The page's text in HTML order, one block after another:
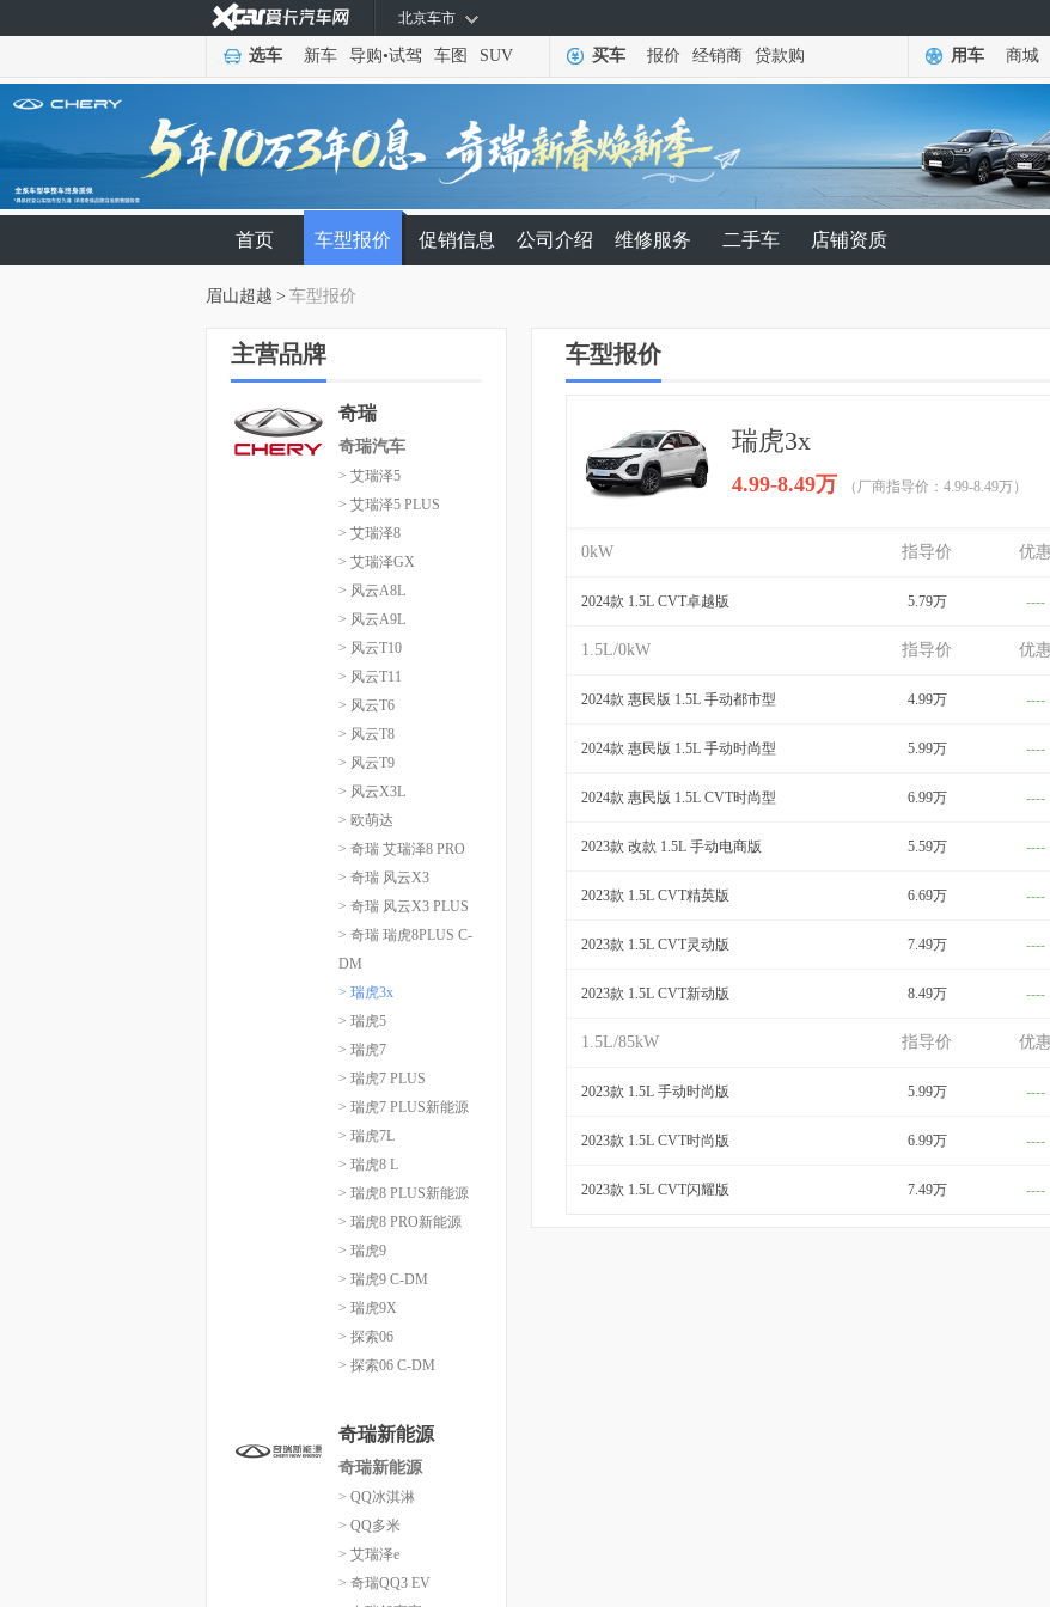
北京车市
选车 新车 导购•试驾 车图 SUV 买车 报价 经销商 贷款购 用车 商城
首页 车型报价 促销信息 公司介绍 维修服务 二手车 店铺资质
眉山超越 > 车型报价
主营品牌
奇瑞
奇瑞汽车
> 艾瑞泽5
> 艾瑞泽5 PLUS
> 艾瑞泽8
> 艾瑞泽GX
> 风云A8L
> 风云A9L
> 风云T10
> 风云T11
> 风云T6
> 风云T8
> 风云T9
> 风云X3L
> 欧萌达
> 奇瑞 艾瑞泽8 PRO
> 奇瑞 风云X3
> 奇瑞 风云X3 PLUS
> 奇瑞 瑞虎8PLUS C-
DM
> 瑞虎3x
> 瑞虎5
> 瑞虎7
> 瑞虎7 PLUS
> 瑞虎7 PLUS新能源
> 瑞虎7L
> 瑞虎8 L
> 瑞虎8 PLUS新能源
> 瑞虎8 PRO新能源
> 瑞虎9
> 瑞虎9 C-DM
> 瑞虎9X
> 探索06
> 探索06 C-DM
奇瑞新能源
奇瑞新能源
> QQ冰淇淋
> QQ多米
> 艾瑞泽e
> 奇瑞QQ3 EV
车型报价
瑞虎3x
4.99-8.49万
（厂商指导价：4.99-8.49万）
0kW 指导价 优
2024款 1.5L CVT卓越版 5.79万 ----
1.5L/0kW 指导价 优
2024款 惠民版 1.5L 手动都市型 4.99万 ----
2024款 惠民版 1.5L 手动时尚型 5.99万 ----
2024款 惠民版 1.5L CVT时尚型 6.99万 ----
2023款 改款 1.5L 手动电商版 5.59万 ----
2023款 1.5L CVT精英版 6.69万 ----
2023款 1.5L CVT灵动版 7.49万 ----
2023款 1.5L CVT新动版 8.49万 ----
1.5L/85kW 指导价 优
2023款 1.5L 手动时尚版 5.99万 ----
2023款 1.5L CVT时尚版 6.99万 ----
2023款 1.5L CVT闪耀版 7.49万 ----